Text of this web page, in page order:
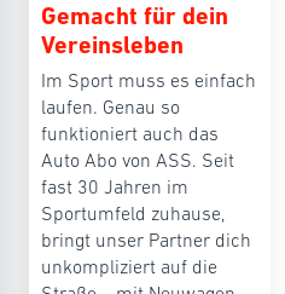
Gemacht für dein
Vereinsleben
Im Sport muss es einfach
laufen. Genau so
funktioniert auch das
Auto Abo von ASS. Seit
fast 30 Jahren im
Sportumfeld zuhause,
bringt unser Partner dich
unkompliziert auf die